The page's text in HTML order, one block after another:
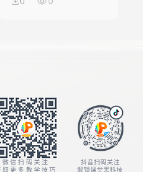
微信扫码关注
取更多教学技巧
抖音扫码关注
解锁课堂黑科技